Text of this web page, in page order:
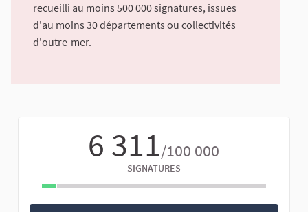
recueilli au moins 500 000 signatures, issues
d'au moins 30 départements ou collectivités
d'outre-mer.
6 311/100 000
SIGNATURES